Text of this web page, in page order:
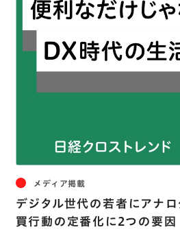
メディア掲載
デジタル世代の若者にアナ
買行動の定番化に2つの要因